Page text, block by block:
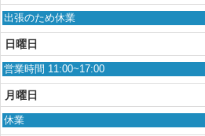
土
日,
8
月
1st
2026
出張のため休業
日曜日
日
日,
8
月
2nd
営業時間 11:00~17:00
月曜日
月
休業